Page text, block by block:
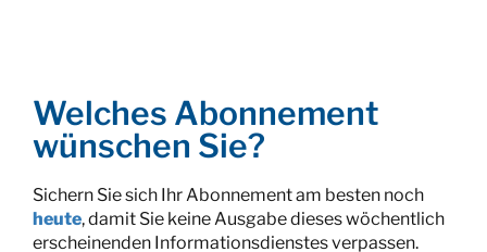
Welches Abonnement
wünschen Sie?
Sichern Sie sich Ihr Abonnement am besten noch
heute, damit Sie keine Ausgabe dieses wöchentlich
erscheinenden Informationsdienstes verpassen.